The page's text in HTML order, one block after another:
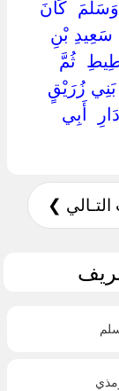
‏كَانَ
‏سَعِيدِ بْنِ
‏ثُمَّ
زُرَيْقٍ
‏أَبِي
❯